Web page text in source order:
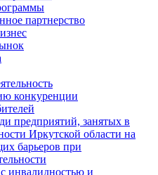
партнерство
конкуренции
предприятий, занятых в
Иркутской области на
барьеров при
инвалидностью и